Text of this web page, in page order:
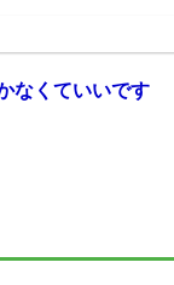
なくていいです